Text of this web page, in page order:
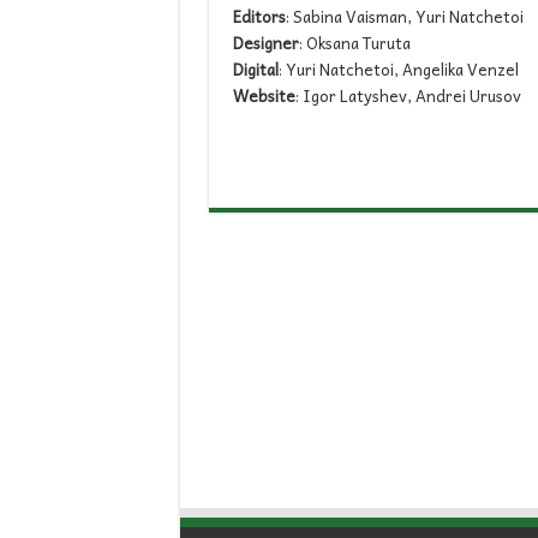
Editors: Sabina Vaisman, Yuri Natchetoi
Designer: Oksana Turuta
Digital: Yuri Natchetoi, Angelika Venzel
Website: Igor Latyshev, Andrei Urusov